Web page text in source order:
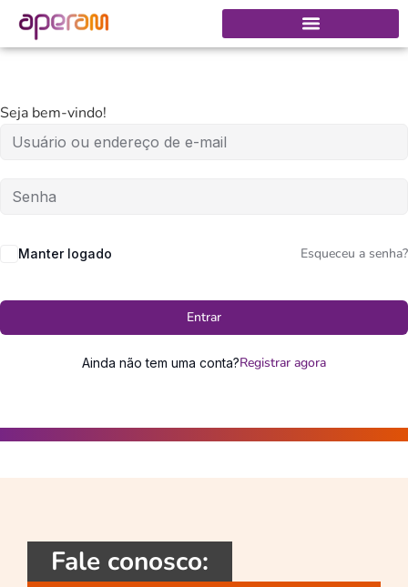
Seja bem-vindo!
Manter logado Esqueceu a senha?
Entrar
Ainda não tem uma conta?Registrar agora
Fale conosco: